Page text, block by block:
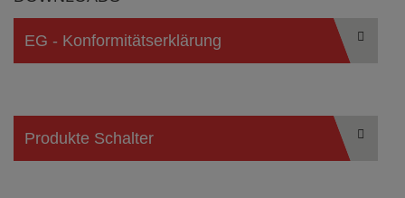
EG - Konformitätserklärung
Produkte Schalter